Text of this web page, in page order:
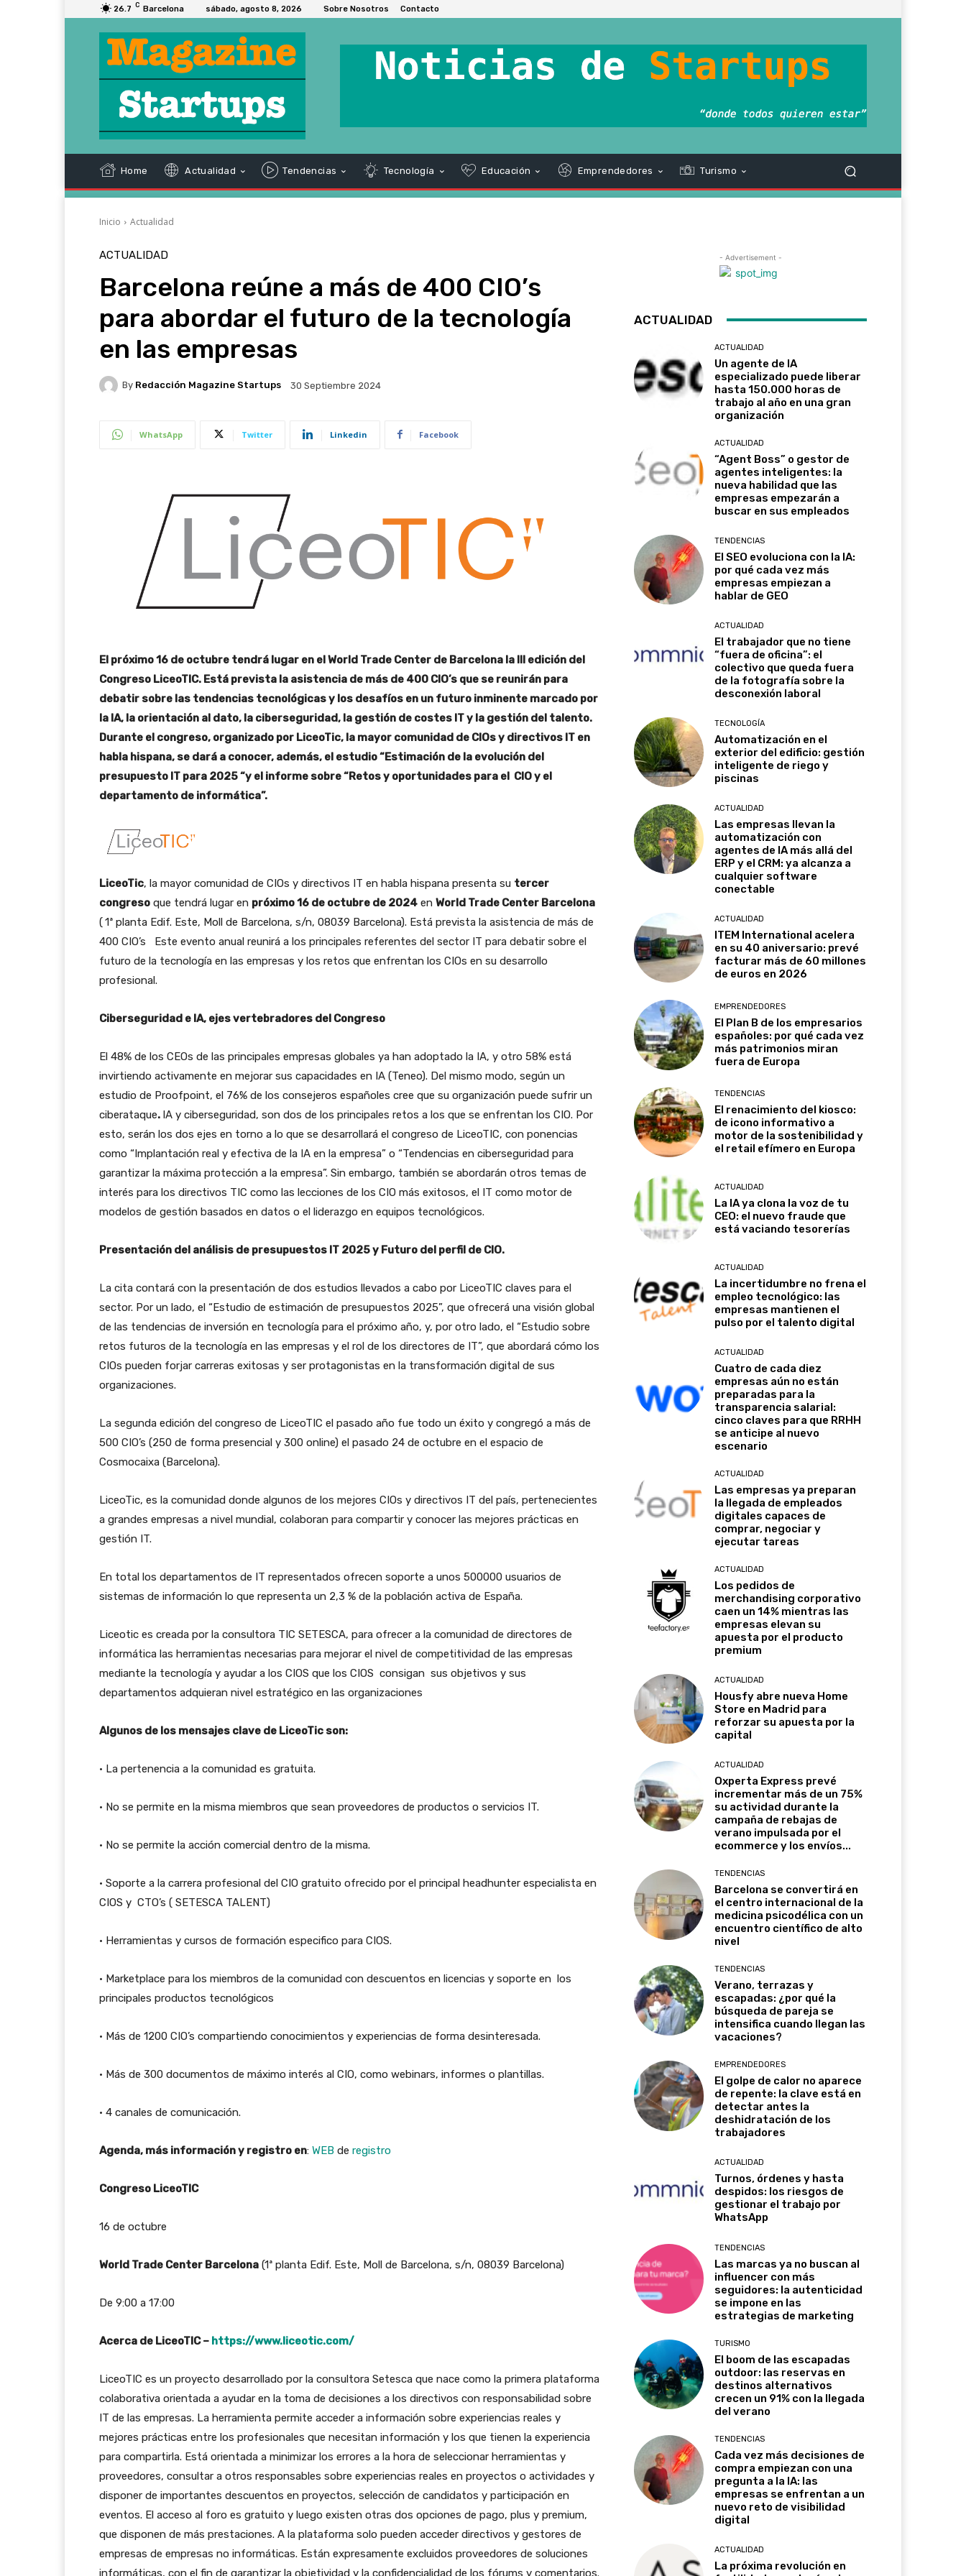
26.7 C Barcelona sábado, agosto 8, 2026 Sobre Nosotros Contacto
Home Actualidad Tendencias Tecnología Educación Emprendedores Turismo
Inicio Actualidad
ACTUALIDAD
Barcelona reúne a más de 400 CIO’s
para abordar el futuro de la tecnología
en las empresas
By Redacción Magazine Startups 30 Septiembre 2024
WhatsApp Twitter Linkedin Facebook
El próximo 16 de octubre tendrá lugar en el World Trade Center de Barcelona la III edición del
Congreso LiceoTIC. Está prevista la asistencia de más de 400 CIO’s que se reunirán para
debatir sobre las tendencias tecnológicas y los desafíos en un futuro inminente marcado por
la IA, la orientación al dato, la ciberseguridad, la gestión de costes IT y la gestión del talento.
Durante el congreso, organizado por LiceoTic, la mayor comunidad de CIOs y directivos IT en
habla hispana, se dará a conocer, además, el estudio “Estimación de la evolución del
presupuesto IT para 2025 “y el informe sobre “Retos y oportunidades para el CIO y el
departamento de informática”.
LiceoTic, la mayor comunidad de CIOs y directivos IT en habla hispana presenta su tercer
congreso que tendrá lugar en próximo 16 de octubre de 2024 en World Trade Center Barcelona
(1ª planta Edif. Este, Moll de Barcelona, s/n, 08039 Barcelona). Está prevista la asistencia de más de
400 CIO’s Este evento anual reunirá a los principales referentes del sector IT para debatir sobre el
futuro de la tecnología en las empresas y los retos que enfrentan los CIOs en su desarrollo
profesional.
Ciberseguridad e IA, ejes vertebradores del Congreso
El 48% de los CEOs de las principales empresas globales ya han adoptado la IA, y otro 58% está
invirtiendo activamente en mejorar sus capacidades en IA (Teneo). Del mismo modo, según un
estudio de Proofpoint, el 76% de los consejeros españoles cree que su organización puede sufrir un
ciberataque. IA y ciberseguridad, son dos de los principales retos a los que se enfrentan los CIO. Por
esto, serán los dos ejes en torno a lo que se desarrollará el congreso de LiceoTIC, con ponencias
como “Implantación real y efectiva de la IA en la empresa” o “Tendencias en ciberseguridad para
garantizar la máxima protección a la empresa”. Sin embargo, también se abordarán otros temas de
interés para los directivos TIC como las lecciones de los CIO más exitosos, el IT como motor de
modelos de gestión basados en datos o el liderazgo en equipos tecnológicos.
Presentación del análisis de presupuestos IT 2025 y Futuro del perfil de CIO.
La cita contará con la presentación de dos estudios llevados a cabo por LiceoTIC claves para el
sector. Por un lado, el “Estudio de estimación de presupuestos 2025”, que ofrecerá una visión global
de las tendencias de inversión en tecnología para el próximo año, y, por otro lado, el “Estudio sobre
retos futuros de la tecnología en las empresas y el rol de los directores de IT”, que abordará cómo los
CIOs pueden forjar carreras exitosas y ser protagonistas en la transformación digital de sus
organizaciones.
La segunda edición del congreso de LiceoTIC el pasado año fue todo un éxito y congregó a más de
500 CIO’s (250 de forma presencial y 300 online) el pasado 24 de octubre en el espacio de
Cosmocaixa (Barcelona).
LiceoTic, es la comunidad donde algunos de los mejores CIOs y directivos IT del país, pertenecientes
a grandes empresas a nivel mundial, colaboran para compartir y conocer las mejores prácticas en
gestión IT.
En total los departamentos de IT representados ofrecen soporte a unos 500000 usuarios de
sistemas de información lo que representa un 2,3 % de la población activa de España.
Liceotic es creada por la consultora TIC SETESCA, para ofrecer a la comunidad de directores de
informática las herramientas necesarias para mejorar el nivel de competitividad de las empresas
mediante la tecnología y ayudar a los CIOS que los CIOS consigan sus objetivos y sus
departamentos adquieran nivel estratégico en las organizaciones
Algunos de los mensajes clave de LiceoTic son:
• La pertenencia a la comunidad es gratuita.
• No se permite en la misma miembros que sean proveedores de productos o servicios IT.
• No se permite la acción comercial dentro de la misma.
• Soporte a la carrera profesional del CIO gratuito ofrecido por el principal headhunter especialista en
CIOS y CTO’s ( SETESCA TALENT)
• Herramientas y cursos de formación especifico para CIOS.
• Marketplace para los miembros de la comunidad con descuentos en licencias y soporte en los
principales productos tecnológicos
• Más de 1200 CIO’s compartiendo conocimientos y experiencias de forma desinteresada.
• Más de 300 documentos de máximo interés al CIO, como webinars, informes o plantillas.
• 4 canales de comunicación.
Agenda, más información y registro en: WEB de registro
Congreso LiceoTIC
16 de octubre
World Trade Center Barcelona (1ª planta Edif. Este, Moll de Barcelona, s/n, 08039 Barcelona)
De 9:00 a 17:00
Acerca de LiceoTIC – https://www.liceotic.com/
LiceoTIC es un proyecto desarrollado por la consultora Setesca que nace como la primera plataforma
colaborativa orientada a ayudar en la toma de decisiones a los directivos con responsabilidad sobre
IT de las empresas. La herramienta permite acceder a información sobre experiencias reales y
mejores prácticas entre los profesionales que necesitan información y los que tienen la experiencia
para compartirla. Está orientada a minimizar los errores a la hora de seleccionar herramientas y
proveedores, consultar a otros responsables sobre experiencias reales en proyectos o actividades y
disponer de importantes descuentos en proyectos, selección de candidatos y participación en
eventos. El acceso al foro es gratuito y luego existen otras dos opciones de pago, plus y premium,
que disponen de más prestaciones. A la plataforma solo pueden acceder directivos y gestores de
empresas de empresas no informáticas. Están expresamente excluidos proveedores de soluciones
informáticas, con el fin de garantizar la objetividad y la confidencialidad de los fórums y comentarios.
- Advertisement -
ACTUALIDAD
ACTUALIDAD
Un agente de IA
especializado puede liberar
hasta 150.000 horas de
trabajo al año en una gran
organización
ACTUALIDAD
“Agent Boss” o gestor de
agentes inteligentes: la
nueva habilidad que las
empresas empezarán a
buscar en sus empleados
TENDENCIAS
El SEO evoluciona con la IA:
por qué cada vez más
empresas empiezan a
hablar de GEO
ACTUALIDAD
El trabajador que no tiene
“fuera de oficina”: el
colectivo que queda fuera
de la fotografía sobre la
desconexión laboral
TECNOLOGÍA
Automatización en el
exterior del edificio: gestión
inteligente de riego y
piscinas
ACTUALIDAD
Las empresas llevan la
automatización con
agentes de IA más allá del
ERP y el CRM: ya alcanza a
cualquier software
conectable
ACTUALIDAD
ITEM International acelera
en su 40 aniversario: prevé
facturar más de 60 millones
de euros en 2026
EMPRENDEDORES
El Plan B de los empresarios
españoles: por qué cada vez
más patrimonios miran
fuera de Europa
TENDENCIAS
El renacimiento del kiosco:
de icono informativo a
motor de la sostenibilidad y
el retail efímero en Europa
ACTUALIDAD
La IA ya clona la voz de tu
CEO: el nuevo fraude que
está vaciando tesorerías
ACTUALIDAD
La incertidumbre no frena el
empleo tecnológico: las
empresas mantienen el
pulso por el talento digital
ACTUALIDAD
Cuatro de cada diez
empresas aún no están
preparadas para la
transparencia salarial:
cinco claves para que RRHH
se anticipe al nuevo
escenario
ACTUALIDAD
Las empresas ya preparan
la llegada de empleados
digitales capaces de
comprar, negociar y
ejecutar tareas
ACTUALIDAD
Los pedidos de
merchandising corporativo
caen un 14% mientras las
empresas elevan su
apuesta por el producto
premium
ACTUALIDAD
Housfy abre nueva Home
Store en Madrid para
reforzar su apuesta por la
capital
ACTUALIDAD
Oxperta Express prevé
incrementar más de un 75%
su actividad durante la
campaña de rebajas de
verano impulsada por el
ecommerce y los envíos...
TENDENCIAS
Barcelona se convertirá en
el centro internacional de la
medicina psicodélica con un
encuentro científico de alto
nivel
TENDENCIAS
Verano, terrazas y
escapadas: ¿por qué la
búsqueda de pareja se
intensifica cuando llegan las
vacaciones?
EMPRENDEDORES
El golpe de calor no aparece
de repente: la clave está en
detectar antes la
deshidratación de los
trabajadores
ACTUALIDAD
Turnos, órdenes y hasta
despidos: los riesgos de
gestionar el trabajo por
WhatsApp
TENDENCIAS
Las marcas ya no buscan al
influencer con más
seguidores: la autenticidad
se impone en las
estrategias de marketing
TURISMO
El boom de las escapadas
outdoor: las reservas en
destinos alternativos
crecen un 91% con la llegada
del verano
TENDENCIAS
Cada vez más decisiones de
compra empiezan con una
pregunta a la IA: las
empresas se enfrentan a un
nuevo reto de visibilidad
digital
ACTUALIDAD
La próxima revolución en